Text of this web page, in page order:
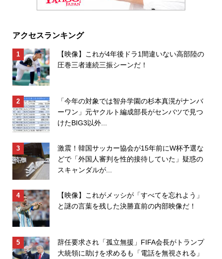
アクセスランキング
【映像】これが4年後ドラ1間違いない高部陸の
圧巻三者連続三振シーンだ！
「今年の対象では智弁学園の杉本真滉がナンバ
ーワン」元ヤクルト編成部長がセンバツで見つ
けたBIG3以外...
激震！韓国サッカー協会が15年前にW杯予選な
どで「外国人審判を性的接待していた」疑惑の
スキャンダルが...
【映像】これがメッシが「すべてを忘れよう」
と謎の言葉を残した決勝直前の内部映像だ！
辞任要求され「孤立無援」FIFA会長がトランプ
大統領に助けを求めるも「電話を無視される」